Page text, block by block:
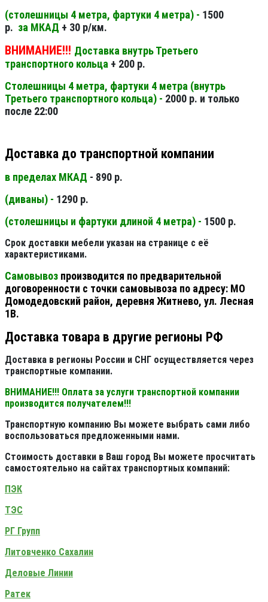
(столешницы 4 метра, фартуки 4 метра) - 1500
р. за МКАД + 30 р/км.
ВНИМАНИЕ!!! Доставка внутрь Третьего
транспортного кольца + 200 р.
Столешницы 4 метра, фартуки 4 метра (внутрь
Третьего транспортного кольца) - 2000 р. и только
после 22:00
Доставка до транспортной компании
в пределах МКАД - 890 р.
(диваны) - 1290 р.
(столешницы и фартуки длиной 4 метра) - 1500 р.
Срок доставки мебели указан на странице с её
характеристиками.
Самовывоз производится по предварительной
договоренности с точки самовывоза по адресу: МО
Домодедовский район, деревня Житнево, ул. Лесная
1В.
Доставка товара в другие регионы РФ
Доставка в регионы России и СНГ осуществляется через
транспортные компании.
ВНИМАНИЕ!!! Оплата за услуги транспортной компании
производится получателем!!!
Транспортную компанию Вы можете выбрать сами либо
воспользоваться предложенными нами.
Стоимость доставки в Ваш город Вы можете просчитать
самостоятельно на сайтах транспортных компаний:
ПЭК
ТЭС
РГ Групп
Литовченко Сахалин
Деловые Линии
Ратек